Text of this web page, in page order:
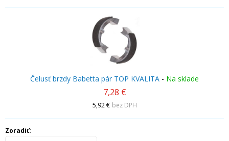
Čelusť brzdy Babetta pár TOP KVALITA - Na sklade
7,28 €
5,92 € bez DPH
Zoradiť: